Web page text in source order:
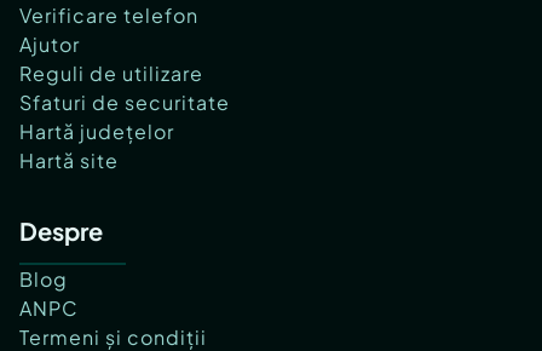
Verificare telefon
Ajutor
Reguli de utilizare
Sfaturi de securitate
Hartă județelor
Hartă site
Despre
Blog
ANPC
Termeni și condiții